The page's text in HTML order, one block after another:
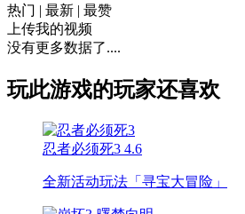
热门 | 最新 | 最赞
上传我的视频
没有更多数据了....
玩此游戏的玩家还喜欢
忍者必须死3 4.6
全新活动玩法「寻宝大冒险」